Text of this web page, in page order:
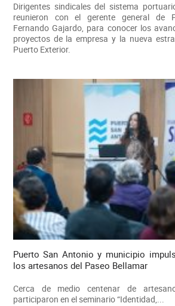
Dirigentes sindicales del sistema
reunieron con el gerente general de
Fernando Gajardo, para conocer los
proyectos de la empresa y la nueva
Puerto Exterior.
Puerto San Antonio y municipio
los artesanos del Paseo Bellamar
Cerca de medio centenar de
participaron en el seminario “Identidad,...